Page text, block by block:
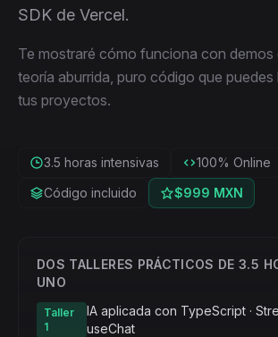
SDK de Vercel.
Te mostraré cómo funciona con demos
teoría aburrida, puro código que puedes
tus proyectos.
3.5 horas intensivas
100% Online
Código incluido
$999 MXN
DOS TALLERES PRÁCTICOS DE 3.5
UNO
Taller
1
IA aplicada con TypeScript ·
useChat